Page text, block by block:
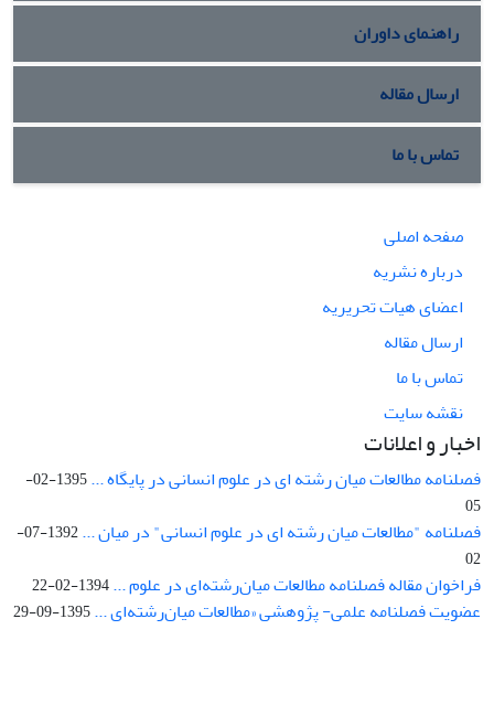
راهنمای داوران
ارسال مقاله
تماس با ما
صفحه اصلی
درباره نشریه
اعضای هیات تحریریه
ارسال مقاله
تماس با ما
نقشه سایت
اخبار و اعلانات
فصلنامه مطالعات میان رشته ای در علوم انسانی در پایگاه ...
1395-02-
05
فصلنامه "مطالعات میان رشته ای در علوم انسانی" در میان ...
1392-07-
02
فراخوان مقاله فصلنامه مطالعات میان‌رشته‌ای در علوم ...1394-02-22
عضویت فصلنامه علمی- پژوهشی «مطالعات میان‌رشته‌ای ...1395-09-29